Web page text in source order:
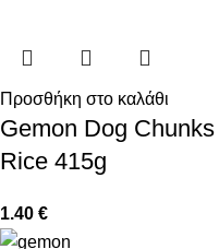
Προσθήκη στο καλάθι
Gemon Dog
Rice 415g
1.40 €